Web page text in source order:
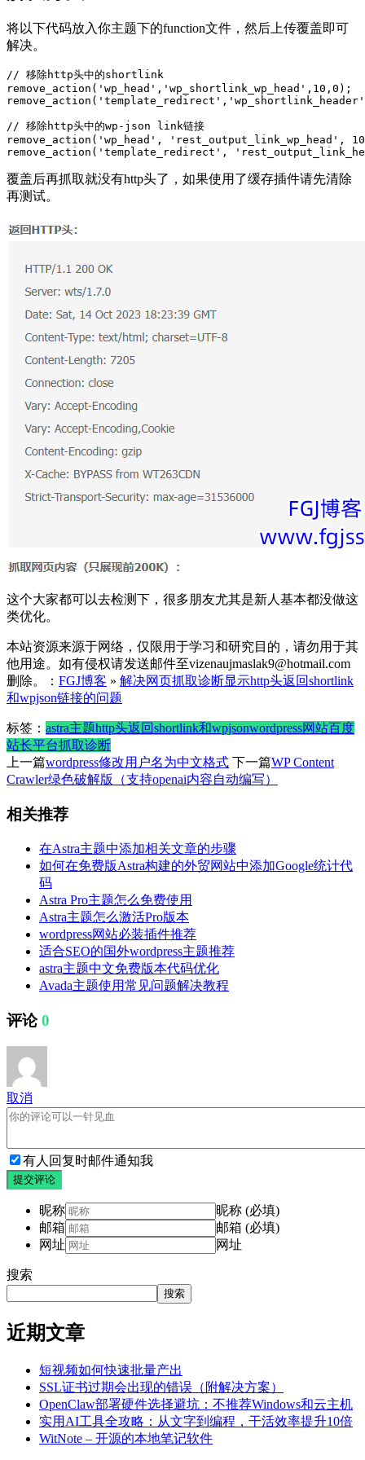
将以下代码放入你主题下的function文件，然后上传覆盖即可
解决。
// 移除http头中的shortlink
remove_action('wp_head','wp_shortlink_wp_head',10,0);
// 移除http头中的wp-json link链接
remove_action('wp_head', 'rest_output_link_wp_head',
remove_action('template_redirect',
覆盖后再抓取就没有http头了，如果使用了缓存插件请先清除
再测试。
这个大家都可以去检测下，很多朋友尤其是新人基本都没做这
类优化。
本站资源来源于网络，仅限用于学习和研究目的，请勿用于其
他用途。如有侵权请发送邮件至vizenaujmaslak9@hotmail.com
删除。： FGJ博客 » 解决网页抓取诊断显示http头返回shortlink
和wpjson链接的问题
标签： astra主题http头返回shortlink和wpjsonwordpress网站百度
站长平台抓取诊断
上一篇wordpress修改用户名为中文格式 下一篇WP Content
Crawler绿色破解版（支持openai内容自动编写）
相关推荐
在Astra主题中添加相关文章的步骤
如何在免费版Astra构建的外贸网站中添加Google统计代
码
Astra Pro主题怎么免费使用
Astra主题怎么激活Pro版本
wordpress网站必装插件推荐
适合SEO的国外wordpress主题推荐
astra主题中文免费版本代码优化
Avada主题使用常见问题解决教程
评论0
取消
有人回复时邮件通知我
提交评论
昵称
昵称 (必填)
邮箱
邮箱 (必填)
网址
网址
搜索
搜索
近期文章
短视频如何快速批量产出
SSL证书过期会出现的错误（附解决方案）
OpenClaw部署硬件选择避坑：不推荐Windows和云主机
实用AI工具全攻略：从文字到编程，干活效率提升10倍
WitNote – 开源的本地笔记软件